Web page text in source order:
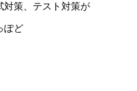
対策、テスト対策が
ぽど